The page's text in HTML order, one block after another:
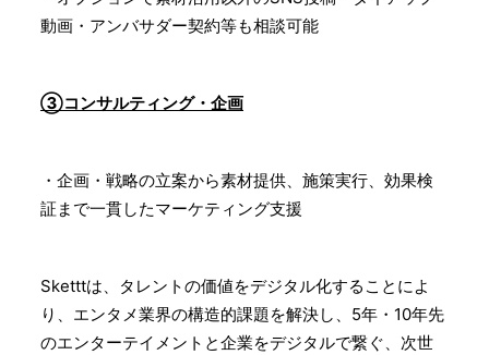
動画・アンバサダー契約等も相談可能
③コンサルティング・企画
・企画・戦略の立案から素材提供、施策実行、効果検
証まで一貫したマーケティング支援
Sketttは、タレントの価値をデジタル化することによ
り、エンタメ業界の構造的課題を解決し、5年・10年先
のエンターテイメントと企業をデジタルで繋ぐ、次世